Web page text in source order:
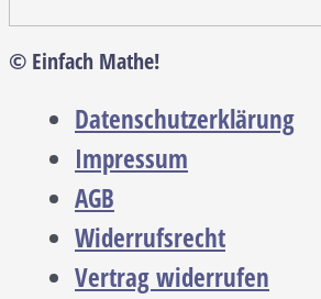
© Einfach Mathe!
Datenschutzerklärung
Impressum
AGB
Widerrufsrecht
Vertrag widerrufen